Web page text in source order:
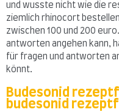
und wusste nicht wie die
ziemlich rhinocort
zwischen 100 und 200
antworten angehen kann,
für fragen und antworten
könnt.
Budesonid
budesonid